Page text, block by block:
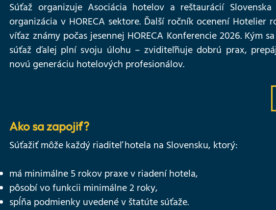
Súťaž organizuje Asociácia hotelov a reštaurácií
organizácia v HORECA sektore. Ďalší ročník ocenení Hotelier
víťaz známy počas jesennej HORECA Konferencie 2026. Kým
súťaž ďalej plní svoju úlohu – zviditeľňuje dobrú prax,
novú generáciu hotelových profesionálov.
Ako sa zapojiť?
Súťažiť môže každý riaditeľ hotela na Slovensku, ktorý:
má minimálne 5 rokov praxe v riadení hotela,
pôsobí vo funkcii minimálne 2 roky,
spĺňa podmienky uvedené v štatúte súťaže.